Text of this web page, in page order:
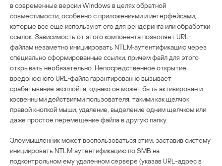
в современные версии Windows в целях обратной
совместимости, особенно с приложениями и интерфейсами,
которые все еще используют его для рендеринга или обработки
ссылок. Зависимость от этого компонента позволяет URL-
файлам незаметно инициировать NTLM‑аутентификацию через
специально сформированные ссылки, причем файл для этого
открывать необязательно. Непосредственное открытие
вредоносного URL‑файла гарантированно вызывает
срабатывание эксплойта, однако он может быть активирован и
косвенными действиями пользователя, такими как щелчок
правой кнопкой мыши, удаление, выделение одним щелчком или
даже простое перемещение файла в другую папку.
Злоумышленник может воспользоваться этим, заставив систему
инициировать NTLM‑аутентификацию по SMB на
подконтрольном ему удаленном сервере (указав URL-адрес в